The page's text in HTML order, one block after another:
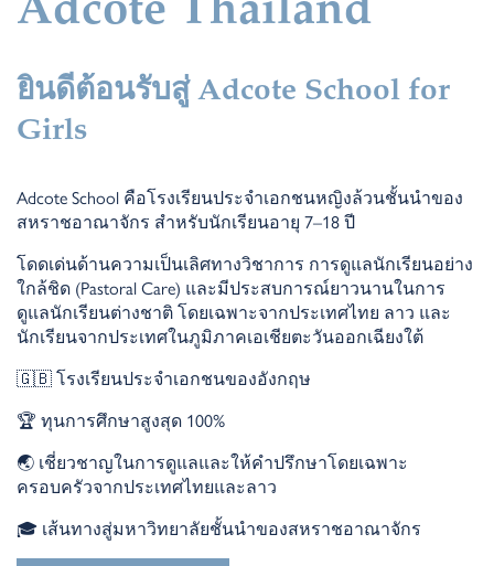
Adcote Thailand
ยินดีต้อนรับสู่ Adcote School for
Girls
Adcote School คือโรงเรียนประจำเอกชนหญิงล้วนชั้นนำของ
สหราชอาณาจักร สำหรับนักเรียนอายุ 7–18 ปี
โดดเด่นด้านความเป็นเลิศทางวิชาการ การดูแลนักเรียนอย่าง
ใกล้ชิด (Pastoral Care) และมีประสบการณ์ยาวนานในการ
ดูแลนักเรียนต่างชาติ โดยเฉพาะจากประเทศไทย ลาว และ
นักเรียนจากประเทศในภูมิภาคเอเชียตะวันออกเฉียงใต้
🇬🇧โรงเรียนประจำเอกชนของอังกฤษ
🏆 ทุนการศึกษาสูงสุด 100%
🌏 เชี่ยวชาญในการดูแลและให้คำปรึกษาโดยเฉพาะ
ครอบครัวจากประเทศไทยและลาว
🎓 เส้นทางสู่มหาวิทยาลัยชั้นนำของสหราชอาณาจักร